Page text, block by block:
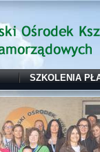
SZKOLENIA